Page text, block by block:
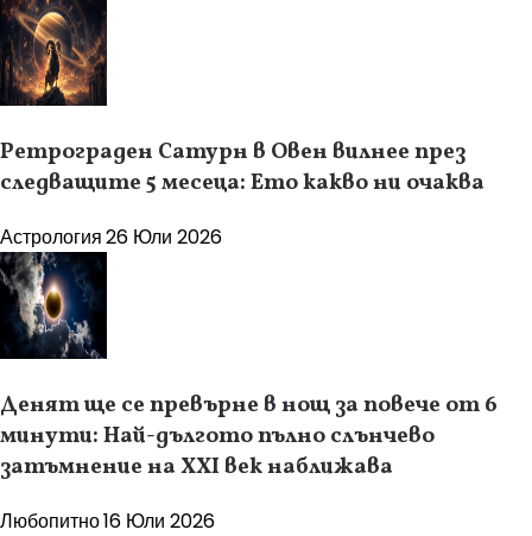
Ретрограден Сатурн в Овен вилнее през
следващите 5 месеца: Ето какво ни очаква
Астрология26 Юли 2026
Денят ще се превърне в нощ за повече от 6
минути: Най-дългото пълно слънчево
затъмнение на XXI век наближава
Любопитно16 Юли 2026